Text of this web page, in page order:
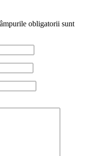
obligatorii sunt